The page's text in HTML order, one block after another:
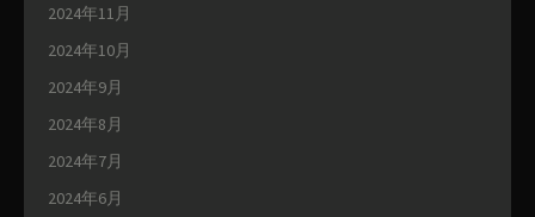
2024年11月
2024年10月
2024年9月
2024年8月
2024年7月
2024年6月